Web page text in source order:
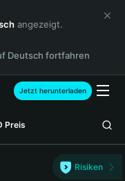
angezeigt.
Deutsch fortfahren
Jetzt herunterladen
Preis
Risiken